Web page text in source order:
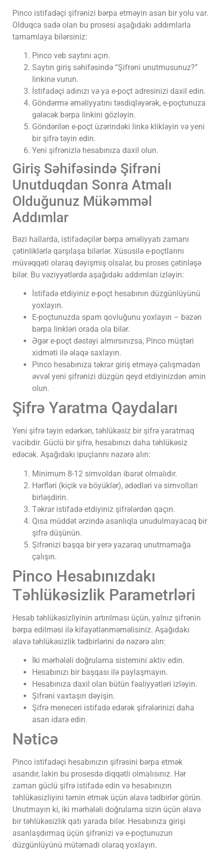
Pinco istifadəçi şifrənizi bərpa etməyin asan bir yolu var.
Olduqca sadə olan bu prosesi aşağıdakı addımlarla
tamamlaya bilərsiniz:
Pinco veb saytını açın.
Saytın giriş səhifəsində “Şifrəni unutmusunuz?”
linkinə vurun.
İstifadəçi adınızı və ya e-poçt adresinizi daxil edin.
Göndərmə əməliyyatını təsdiqləyərək, e-poçtunuza
gələcək bərpa linkini gözləyin.
Göndərilən e-poçt üzərindəki linkə klikləyin və yeni
bir şifrə təyin edin.
Yeni şifrənizlə hesabınıza daxil olun.
Giriş Səhifəsində Şifrəni
Unutduqdan Sonra Atmalı
Olduğunuz Mükəmməl
Addımlar
Bəzi hallarda, istifadəçilər bərpa əməliyyatı zamanı
çətinliklərlə qarşılaşa bilərlər. Xüsusilə e-poçtlarını
müvəqqəti olaraq dəyişmiş olsalar, bu proses çətinləşə
bilər. Bu vəziyyətlərdə aşağıdakı addımları izləyin:
İstifadə etdiyiniz e-poçt hesabının düzgünlüyünü
yoxlayın.
E-poçtunuzda spam qovluğunu yoxlayın – bəzən
bərpa linkləri orada ola bilər.
Əgər e-poçt dəstəyi almırsınızsa, Pinco müştəri
xidməti ilə əlaqə saxlayın.
Pinco hesabınıza təkrar giriş etməyə çalışmadan
əvvəl yeni şifrənizi düzgün qeyd etdiyinizdən əmin
olun.
Şifrə Yaratma Qaydaları
Yeni şifrə təyin edərkən, təhlükəsiz bir şifrə yaratmaq
vacibdir. Güclü bir şifrə, hesabınızı daha təhlükəsiz
edəcək. Aşağıdakı ipuçlarını nəzərə alın:
Minimum 8-12 simvoldan ibarət olmalıdır.
Hərfləri (kiçik və böyüklər), ədədləri və simvolları
birləşdirin.
Təkrar istifadə etdiyiniz şifrələrdən qaçın.
Qısa müddət ərzində asanlıqla unudulmayacaq bir
şifrə düşünün.
Şifrənizi başqa bir yerə yazaraq unutmamağa
çalışın.
Pinco Hesabınızdakı
Təhlükəsizlik Parametrləri
Hesab təhlükəsizliyinin artırılması üçün, yalnız şifrənin
bərpa edilməsi ilə kifayətlənməməlisiniz. Aşağıdakı
əlavə təhlükəsizlik tədbirlərini də nəzərə alın:
İki mərhələli doğrulama sistemini aktiv edin.
Hesabınızı bir başqası ilə paylaşmayın.
Hesabınıza daxil olan bütün fəaliyyətləri izləyin.
Şifrəni vaxtaşırı dəyişin.
Şifrə meneceri istifadə edərək şifrələrinizi daha
asan idarə edin.
Nəticə
Pinco istifadəçi hesabınızın şifrəsini bərpa etmək
asandır, lakin bu prosesdə diqqətli olmalısınız. Hər
zaman güclü şifrə istifadə edin və hesabınızın
təhlükəsizliyini təmin etmək üçün əlavə tədbirlər görün.
Unutmayın ki, iki mərhələli doğrulama sizin üçün əlavə
bir təhlükəsizlik qatı yarada bilər. Hesabınıza girişi
asanlaşdırmaq üçün şifrənizi və e-poçtunuzun
düzgünlüyünü mütəmadi olaraq yoxlayın.